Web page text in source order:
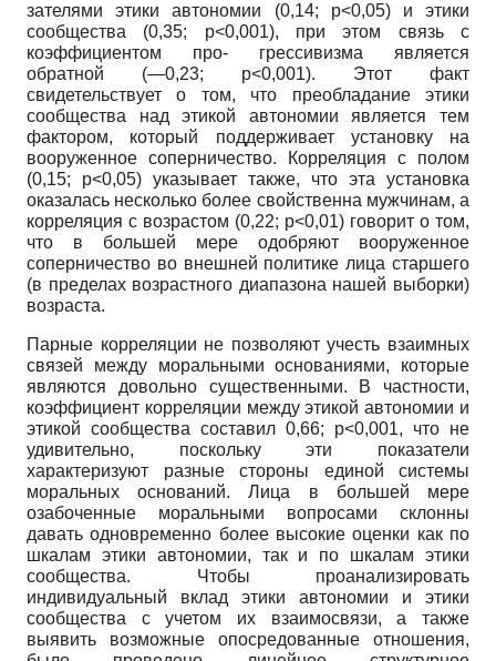
зателями этики автономии (0,14; p<0,05) и этики
сообщества (0,35; p<0,001), при этом связь с
коэффициентом про- грессивизма является
обратной (—0,23; p<0,001). Этот факт
свидетельствует о том, что преобладание этики
сообщества над этикой автономии является тем
фактором, который поддерживает установку на
вооруженное соперничество. Корреляция с полом
(0,15; p<0,05) указывает также, что эта установка
оказалась несколько более свойственна мужчинам, а
корреляция с возрастом (0,22; p<0,01) говорит о том,
что в большей мере одобряют вооруженное
соперничество во внешней политике лица старшего
(в пределах возрастного диапазона нашей выборки)
возраста.
Парные корреляции не позволяют учесть взаимных
связей между моральными основаниями, которые
являются довольно существенными. В частности,
коэффициент корреляции между этикой автономии и
этикой сообщества составил 0,66; p<0,001, что не
удивительно, поскольку эти показатели
характеризуют разные стороны единой системы
моральных оснований. Лица в большей мере
озабоченные моральными вопросами склонны
давать одновременно более высокие оценки как по
шкалам этики автономии, так и по шкалам этики
сообщества. Чтобы проанализировать
индивидуальный вклад этики автономии и этики
сообщества с учетом их взаимосвязи, а также
выявить возможные опосредованные отношения,